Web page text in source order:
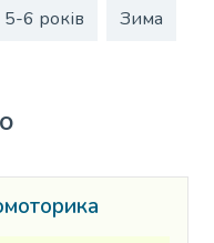
5-6 років Зима